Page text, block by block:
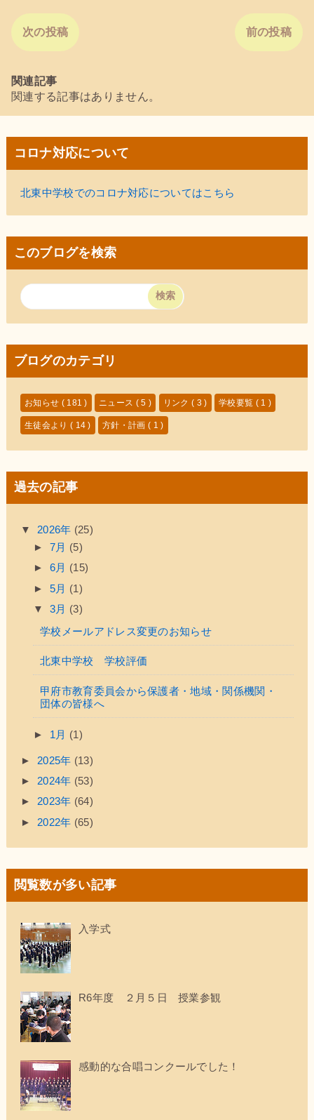
次の投稿 前の投稿
関連記事
関連する記事はありません。
コロナ対応について
北東中学校でのコロナ対応についてはこちら
このブログを検索
ブログのカテゴリ
お知らせ ( 181 ) ニュース ( 5 ) リンク ( 3 ) 学校要覧 ( 1 )
生徒会より ( 14 ) 方針・計画( 1 )
過去の記事
▼ 2026年 (25)
► 7月 (5)
► 6月 (15)
► 5月 (1)
▼ 3月 (3)
学校メールアドレス変更のお知らせ
北東中学校 学校評価
甲府市教育委員会から保護者・地域・関係機関・
団体の皆様へ
► 1月 (1)
► 2025年 (13)
► 2024年 (53)
► 2023年 (64)
► 2022年 (65)
閲覧数が多い記事
入学式
R6年度 ２月５日 授業参観
感動的な合唱コンクールでした！